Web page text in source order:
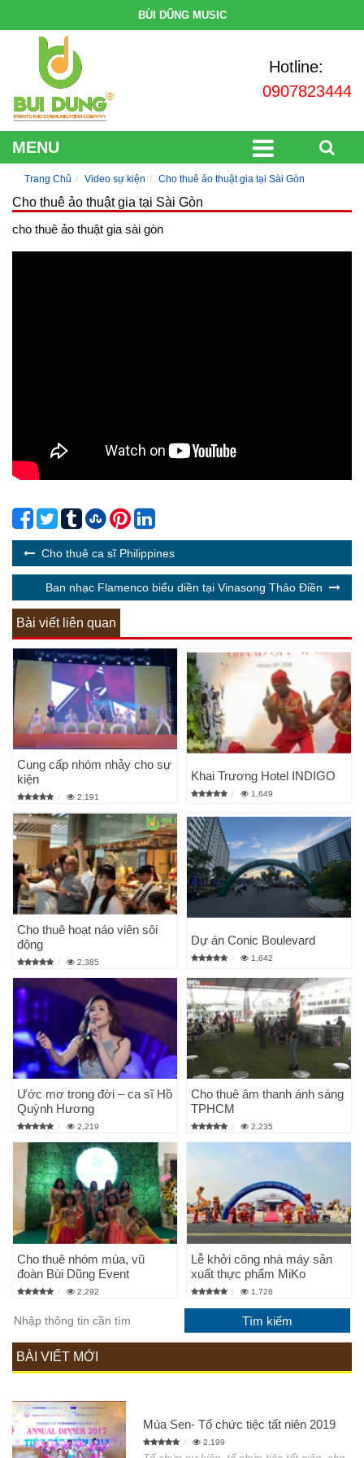
BÙI DŨNG MUSIC
Hotline:
0907823444
MENU
Trang Chủ Video sự kiện Cho thuê ảo thuật gia tại Sài Gòn
Cho thuê ảo thuật gia tại Sài Gòn
cho thuê ảo thuật gia sài gòn
Cho thuê ca sĩ Philippines
Ban nhạc Flamenco biểu diền tại Vinasong Thảo Điền
Bài viết liên quan
Cung cấp nhóm nhảy cho sự
kiện
2,191
Khai Trương Hotel INDIGO
1,649
Cho thuê hoạt náo viên sôi
động
2,385
Dự án Conic Boulevard
1,642
Ước mơ trong đời – ca sĩ Hồ
Quỳnh Hương
2,219
Cho thuê âm thanh ánh sáng
TPHCM
2,235
Cho thuê nhóm múa, vũ
đoàn Bùi Dũng Event
2,292
Lễ khởi công nhà máy sản
xuất thực phẩm MiKo
1,726
BÀI VIẾT MỚI
Múa Sen- Tổ chức tiệc tất niên 2019
2,199